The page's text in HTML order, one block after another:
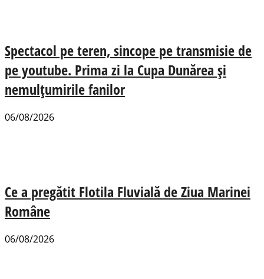
Spectacol pe teren, sincope pe transmisie de
pe youtube. Prima zi la Cupa Dunărea și
nemulțumirile fanilor
06/08/2026
Ce a pregătit Flotila Fluvială de Ziua Marinei
Române
06/08/2026